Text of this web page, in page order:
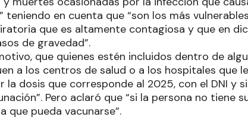
teniendo en cuenta que “son los más
que es altamente contagiosa y que en
de gravedad”.
que quienes estén incluidos dentro de
a los centros de salud o a los hospitales que
la dosis que corresponde al 2025, con el DNI y
Pero aclaró que “si la persona no tiene
que pueda vacunarse”.